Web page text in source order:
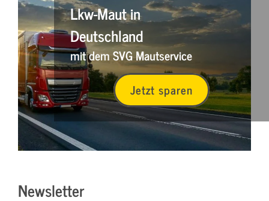
Lkw-Maut in
Deutschland
mit dem SVG Mautservice
Jetzt sparen
Newsletter